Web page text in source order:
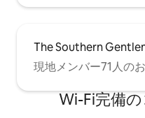
The Southern
現地メンバー71人の
Wi-Fi完備